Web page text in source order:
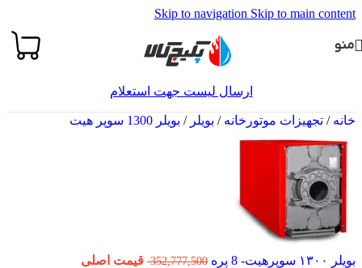
Skip to navigation Skip to main content
منو
ارسال لیست جهت استعلام
خانه/ تجهیزات موتورخانه/ بویلر/ بویلر 1300 سوپر هیت
بویلر ۱۳۰۰ سوپرهیت- 8 پره 352,777,500 قیمت اصلی